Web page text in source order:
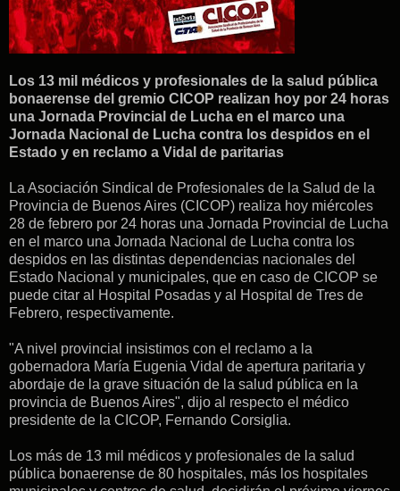
Los 13 mil médicos y profesionales de la salud pública
bonaerense del gremio CICOP realizan hoy por 24 horas
una Jornada Provincial de Lucha en el marco una
Jornada Nacional de Lucha contra los despidos en el
Estado y en reclamo a Vidal de paritarias
La Asociación Sindical de Profesionales de la Salud de la
Provincia de Buenos Aires (CICOP) realiza hoy miércoles
28 de febrero por 24 horas una Jornada Provincial de Lucha
en el marco una Jornada Nacional de Lucha contra los
despidos en las distintas dependencias nacionales del
Estado Nacional y municipales, que en caso de CICOP se
puede citar al Hospital Posadas y al Hospital de Tres de
Febrero, respectivamente.
"A nivel provincial insistimos con el reclamo a la
gobernadora María Eugenia Vidal de apertura paritaria y
abordaje de la grave situación de la salud pública en la
provincia de Buenos Aires", dijo al respecto el médico
presidente de la CICOP, Fernando Corsiglia.
Los más de 13 mil médicos y profesionales de la salud
pública bonaerense de 80 hospitales, más los hospitales